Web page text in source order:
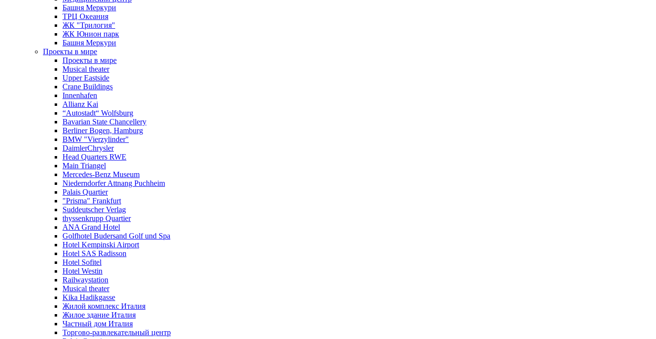
Башня Меркури
ТРЦ Океания
ЖК "Трилогия"
ЖК Юнион парк
Башня Меркури
Проекты в мире
Проекты в мире
Musical theater
Upper Eastside
Crane Buildings
Innenhafen
Allianz Kai
“Autostadt“ Wolfsburg
Bavarian State Chancellery
Berliner Bogen, Hamburg
BMW "Vierzylinder"
DaimlerChrysler
Head Quarters RWE
Main Triangel
Mercedes-Benz Museum
Niederndorfer Attnang Puchheim
Palais Quartier
"Prisma" Frankfurt
Suddeutscher Verlag
thyssenkrupp Quartier
ANA Grand Hotel
Golfhotel Budersand Golf und Spa
Hotel Kempinski Airport
Hotel SAS Radisson
Hotel Sofitel
Hotel Westin
Railwaystation
Musical theater
Kika Hadikgasse
Жилой комплекс Италия
Жилое здание Италия
Частный дом Италия
Торгово-развлекательный центр